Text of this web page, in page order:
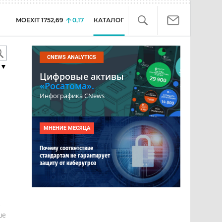
MOEXIT 1752,69 0,17 КАТАЛОГ
CNEWS ANALYTICS
Цифровые активы
«Росатома».
Инфографика CNews
МНЕНИЕ МЕСЯЦА
Почему соответствие
стандартам не гарантирует
защиту от киберугроз